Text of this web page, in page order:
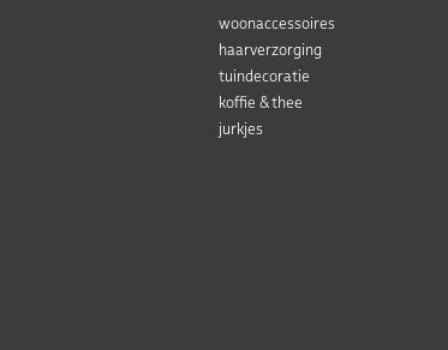
woonaccessoires
haarverzorging
tuindecoratie
koffie & thee
jurkjes